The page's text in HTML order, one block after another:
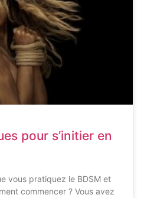
pour s’initier en
vous pratiquez le BDSM et
commencer ? Vous avez